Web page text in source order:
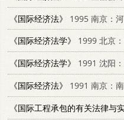
《国际经济法》
1995 南京：
《国际经济法学》
1999 北京
《国际经济法学》
1991 沈阳
《国际经济法》
1991 南京：
《国际工程承包的有关法律与实